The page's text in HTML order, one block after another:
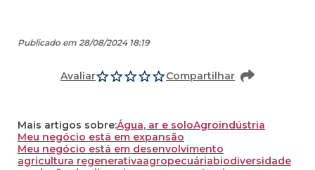
Publicado em 28/08/2024 18:19
Avaliar Compartilhar
Mais artigos sobre:Água, ar e soloAgroindústria
Meu negócio está em expansão
Meu negócio está em desenvolvimento
agricultura regenerativaagropecuáriabiodiversidade